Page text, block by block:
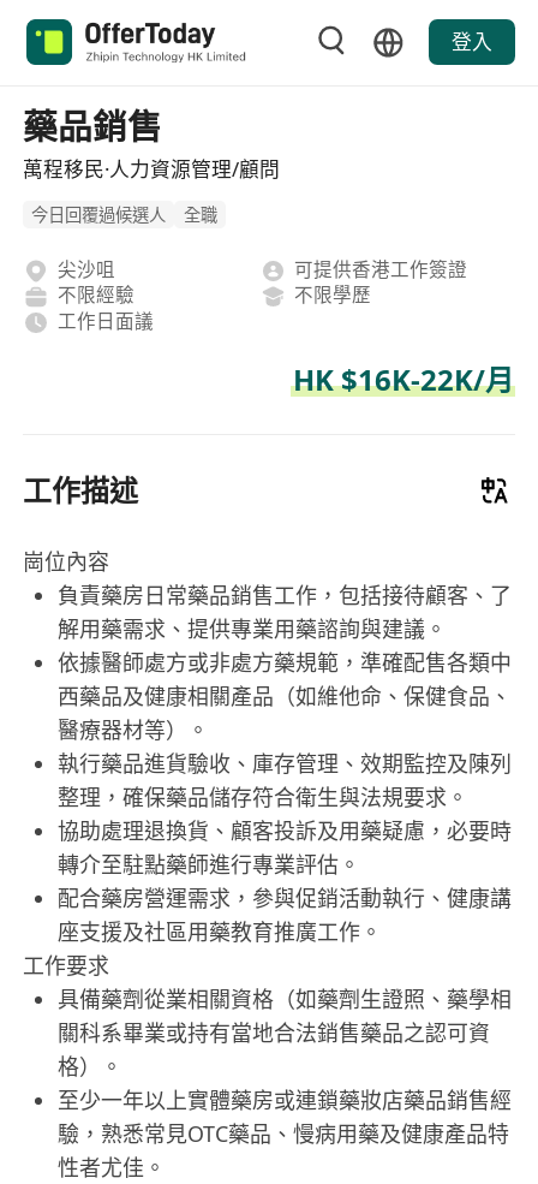
登入
藥品銷售
萬程移民·人力資源管理/顧問
今日回覆過候選人 全職
尖沙咀
可提供香港工作簽證
不限經驗
不限學歷
工作日面議
HK $16K-22K/月
工作描述
崗位內容
負責藥房日常藥品銷售工作，包括接待顧客、了
解用藥需求、提供專業用藥諮詢與建議。
依據醫師處方或非處方藥規範，準確配售各類中
西藥品及健康相關產品（如維他命、保健食品、
醫療器材等）。
執行藥品進貨驗收、庫存管理、效期監控及陳列
整理，確保藥品儲存符合衛生與法規要求。
協助處理退換貨、顧客投訴及用藥疑慮，必要時
轉介至駐點藥師進行專業評估。
配合藥房營運需求，參與促銷活動執行、健康講
座支援及社區用藥教育推廣工作。
工作要求
具備藥劑從業相關資格（如藥劑生證照、藥學相
關科系畢業或持有當地合法銷售藥品之認可資
格）。
至少一年以上實體藥房或連鎖藥妝店藥品銷售經
驗，熟悉常見OTC藥品、慢病用藥及健康產品特
性者尤佳。